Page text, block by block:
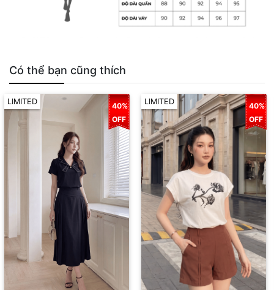
Có thể bạn cũng thích
LIMITED
40%
OFF
LIMITED
40%
OFF